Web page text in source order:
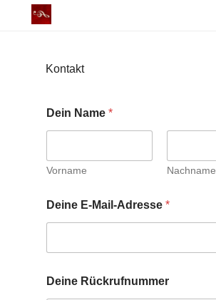
Kontakt
Dein Name *
Vorname Nachname
Deine E-Mail-Adresse *
Deine Rückrufnummer